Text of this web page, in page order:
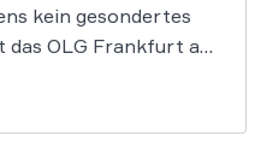
kein gesondertes
das OLG Frankfurt am
Bank gegenüber
des